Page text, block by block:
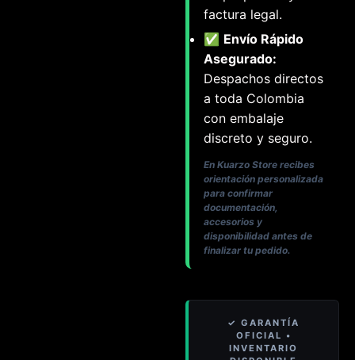
factura legal.
✅ Envío Rápido
Asegurado:
Despachos directos
a toda Colombia
con embalaje
discreto y seguro.
En Kuarzo Store recibes
orientación personalizada
para confirmar
documentación,
accesorios y
disponibilidad antes de
finalizar tu pedido.